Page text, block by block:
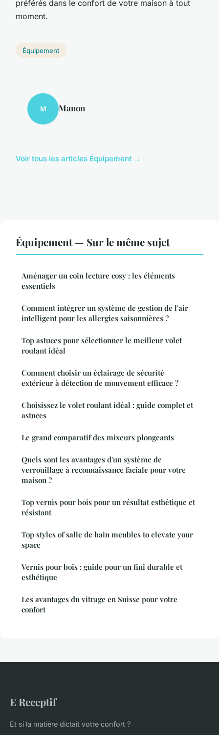
préférés dans le confort de votre maison à tout
moment.
Équipement
M Manon
Voir tous les articles Équipement →
Équipement — Sur le même sujet
Aménager un coin lecture cosy : les éléments
essentiels
Comment intégrer un système de gestion de l'air
intelligent pour les allergies saisonnières ?
Top astuces pour sélectionner le meilleur volet
roulant idéal
Comment choisir un éclairage de sécurité
extérieur à détection de mouvement efficace ?
Choisissez le volet roulant idéal : guide complet et
astuces
Le grand comparatif des mixeurs plongeants
Quels sont les avantages d'un système de
verrouillage à reconnaissance faciale pour votre
maison ?
Top vernis pour bois pour un résultat esthétique et
résistant
Top styles of salle de bain meubles to elevate your
space
Vernis pour bois : guide pour un fini durable et
esthétique
Les avantages du vitrage en Suisse pour votre
confort
E Receptif
Et si la matière dictait votre confort ?